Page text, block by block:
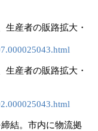
生産者の販路拡大・
生産者の販路拡大・
結。市内に物流拠